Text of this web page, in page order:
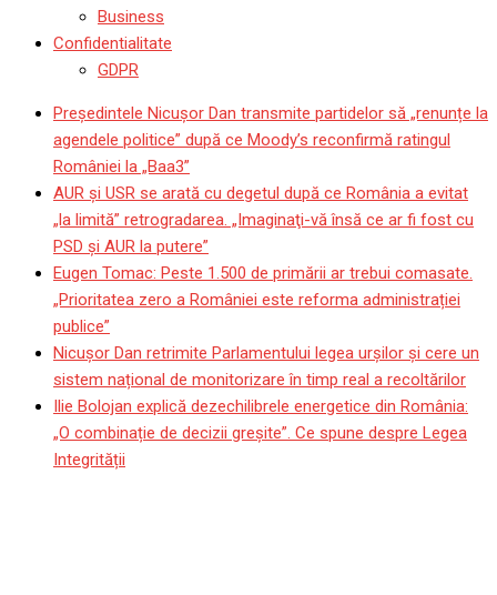
Business
Confidentialitate
GDPR
Președintele Nicușor Dan transmite partidelor să „renunțe la
agendele politice” după ce Moody’s reconfirmă ratingul
României la „Baa3”
AUR și USR se arată cu degetul după ce România a evitat
„la limită” retrogradarea. „Imaginaţi-vă însă ce ar fi fost cu
PSD şi AUR la putere”
Eugen Tomac: Peste 1.500 de primării ar trebui comasate.
„Prioritatea zero a României este reforma administrației
publice”
Nicușor Dan retrimite Parlamentului legea urșilor și cere un
sistem național de monitorizare în timp real a recoltărilor
Ilie Bolojan explică dezechilibrele energetice din România:
„O combinație de decizii greșite”. Ce spune despre Legea
Integrității